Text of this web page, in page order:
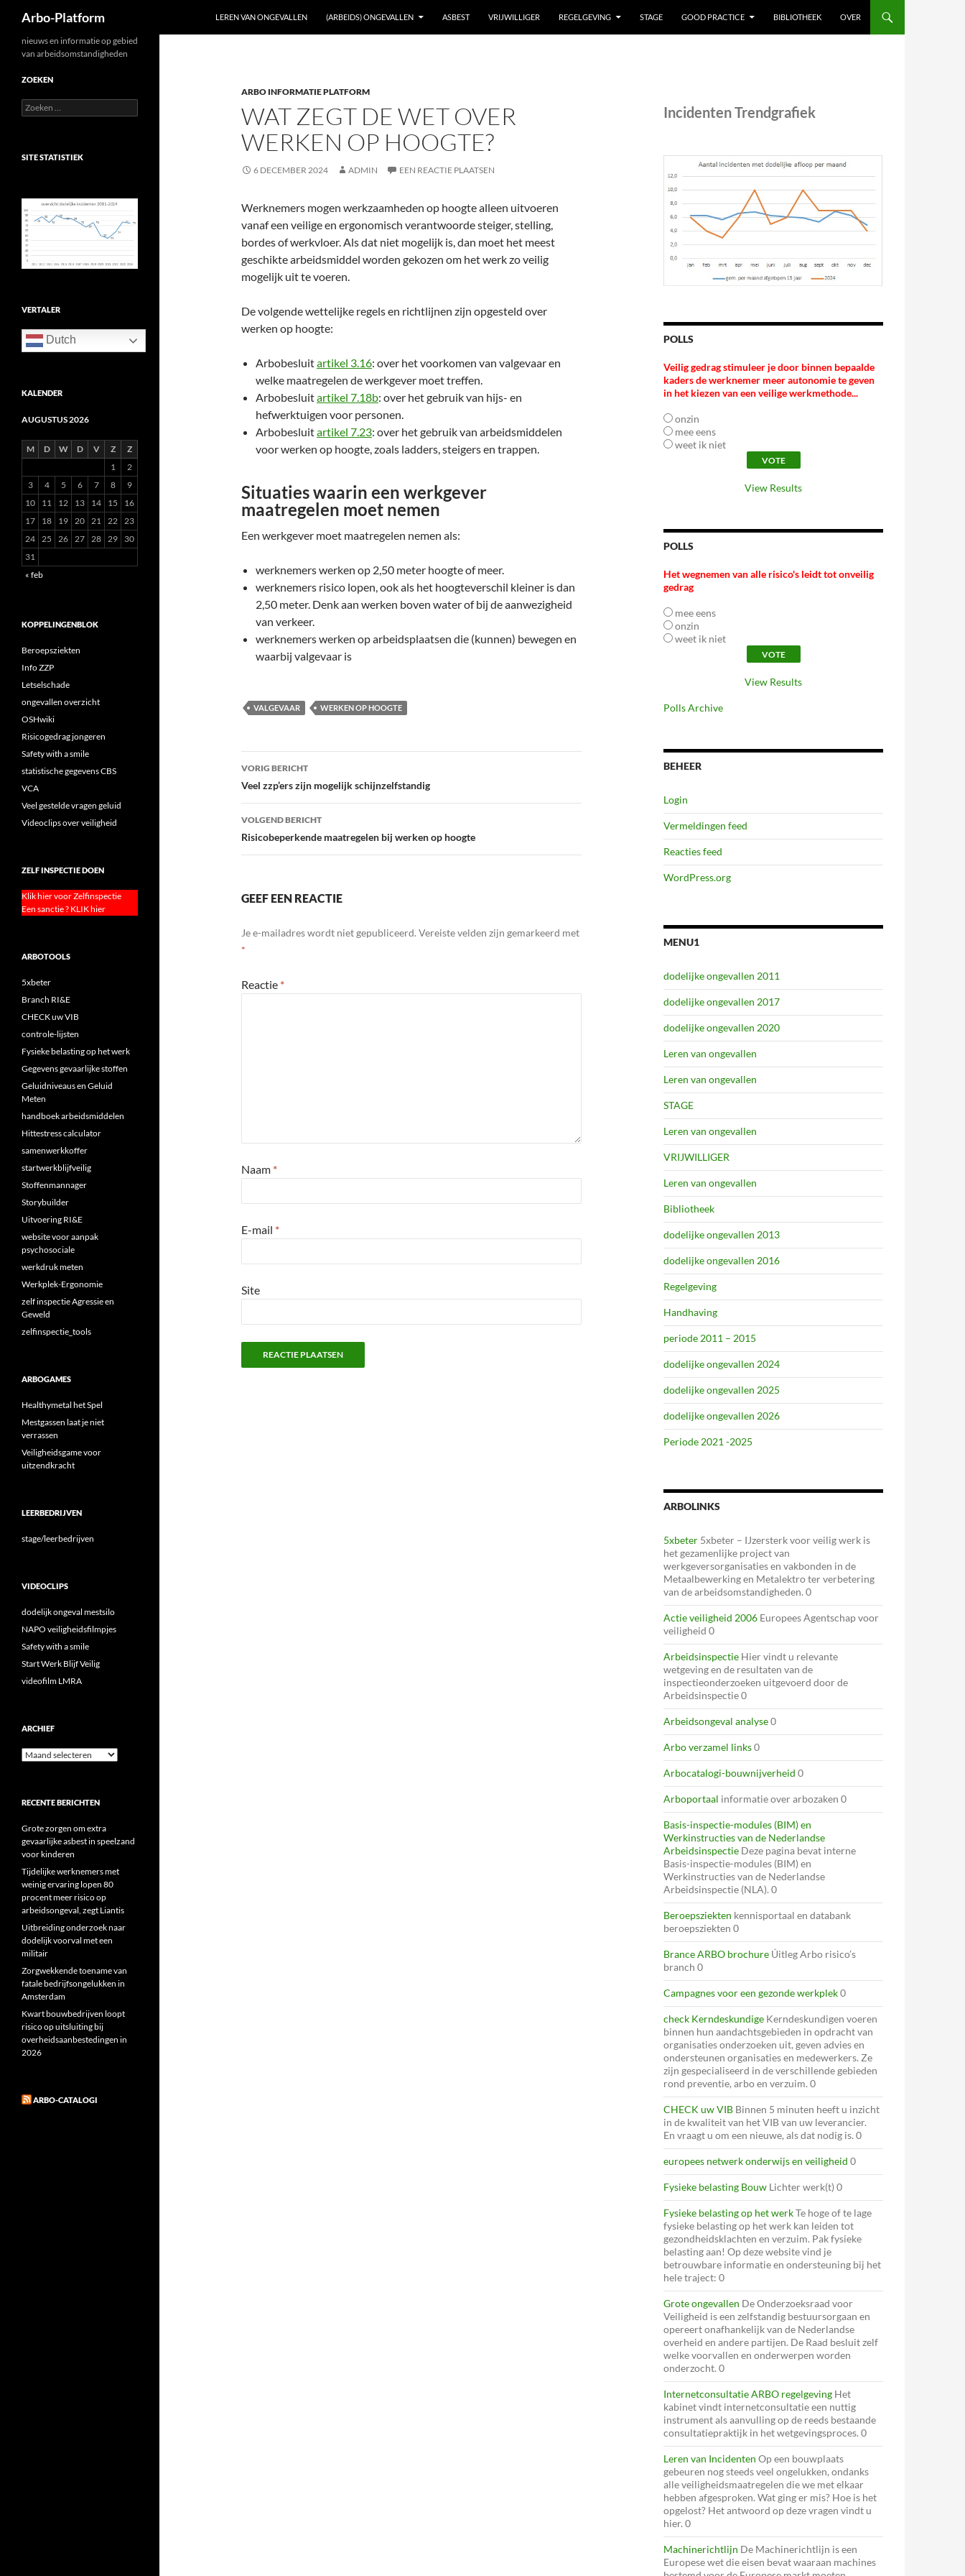
Arbo-Platform LEREN VAN ONGEVALLEN (ARBEIDS) ONGEVALLEN ASBEST VRIJWILLIGER REGELGEVING STAGE GOOD PRACTICE BIBLIOTHEEK OVER
ARBO INFORMATIE PLATFORM
WAT ZEGT DE WET OVER
WERKEN OP HOOGTE?
6 DECEMBER 2024 ADMIN EEN REACTIE PLAATSEN
Werknemers mogen werkzaamheden op hoogte alleen uitvoeren
vanaf een veilige en ergonomisch verantwoorde steiger, stelling,
bordes of werkvloer. Als dat niet mogelijk is, dan moet het meest
geschikte arbeidsmiddel worden gekozen om het werk zo veilig
mogelijk uit te voeren.
De volgende wettelijke regels en richtlijnen zijn opgesteld over
werken op hoogte:
Arbobesluitartikel 3.16: over het voorkomen van valgevaar en
welke maatregelen de werkgever moet treffen.
Arbobesluitartikel 7.18b: over het gebruik van hijs- en
hefwerktuigen voor personen.
Arbobesluitartikel 7.23: over het gebruik van arbeidsmiddelen
voor werken op hoogte, zoals ladders, steigers en trappen.
Situaties waarin een werkgever
maatregelen moet nemen
Een werkgever moet maatregelen nemen als:
werknemers werken op 2,50 meter hoogte of meer.
werknemers risico lopen, ook als het hoogteverschil kleiner is dan
2,50 meter. Denk aan werken boven water of bij de aanwezigheid
van verkeer.
werknemers werken op arbeidsplaatsen die (kunnen) bewegen en
waarbij valgevaar is
VALGEVAAR WERKEN OP HOOGTE
Bericht
navigatie
VORIG BERICHT
Veel zzp’ers zijn mogelijk schijnzelfstandig
VOLGEND BERICHT
Risicobeperkende maatregelen bij werken op hoogte
GEEF EEN REACTIE
Je e-mailadres wordt niet gepubliceerd. Vereiste velden zijn gemarkeerd met
*
Reactie *
Naam *
E-mail *
Site
Incidenten Trendgrafiek
POLLS
Veilig gedrag stimuleer je door binnen bepaalde
kaders de werknemer meer autonomie te geven
in het kiezen van een veilige werkmethode...
onzin
mee eens
weet ik niet
View Results
POLLS
Het wegnemen van alle risico's leidt tot onveilig
gedrag
mee eens
onzin
weet ik niet
View Results
Polls Archive
BEHEER
Login
Vermeldingen feed
Reacties feed
WordPress.org
MENU1
dodelijke ongevallen 2011
dodelijke ongevallen 2017
dodelijke ongevallen 2020
Leren van ongevallen
Leren van ongevallen
STAGE
Leren van ongevallen
VRIJWILLIGER
Leren van ongevallen
Bibliotheek
dodelijke ongevallen 2013
dodelijke ongevallen 2016
Regelgeving
Handhaving
periode 2011 – 2015
dodelijke ongevallen 2024
dodelijke ongevallen 2025
dodelijke ongevallen 2026
Periode 2021 -2025
ARBOLINKS
5xbeter 5xbeter – IJzersterk voor veilig werk is
het gezamenlijke project van
werkgeversorganisaties en vakbonden in de
Metaalbewerking en Metalektro ter verbetering
van de arbeidsomstandigheden. 0
Actie veiligheid 2006 Europees Agentschap voor
veiligheid 0
Arbeidsinspectie Hier vindt u relevante
wetgeving en de resultaten van de
inspectieonderzoeken uitgevoerd door de
Arbeidsinspectie 0
Arbeidsongeval analyse0
Arbo verzamel links0
Arbocatalogi-bouwnijverheid 0
Arboportaal informatie over arbozaken 0
Basis-inspectie-modules (BIM) en
Werkinstructies van de Nederlandse
Arbeidsinspectie Deze pagina bevat interne
Basis-inspectie-modules (BIM) en
Werkinstructies van de Nederlandse
Arbeidsinspectie (NLA). 0
Beroepsziekten kennisportaal en databank
beroepsziekten 0
Brance ARBO brochure Úitleg Arbo risico’s
branch 0
Campagnes voor een gezonde werkplek0
check Kerndeskundige Kerndeskundigen voeren
binnen hun aandachtsgebieden in opdracht van
organisaties onderzoeken uit, geven advies en
ondersteunen organisaties en medewerkers. Ze
zijn gespecialiseerd in de verschillende gebieden
rond preventie, arbo en verzuim. 0
CHECK uw VIB Binnen 5 minuten heeft u inzicht
in de kwaliteit van het VIB van uw leverancier.
En vraagt u om een nieuwe, als dat nodig is. 0
europees netwerk onderwijs en veiligheid 0
Fysieke belasting Bouw Lichter werk(t) 0
Fysieke belasting op het werkTe hoge of te lage
fysieke belasting op het werk kan leiden tot
gezondheidsklachten en verzuim. Pak fysieke
belasting aan! Op deze website vind je
betrouwbare informatie en ondersteuning bij het
hele traject: 0
Grote ongevallen De Onderzoeksraad voor
Veiligheid is een zelfstandig bestuursorgaan en
opereert onafhankelijk van de Nederlandse
overheid en andere partijen. De Raad besluit zelf
welke voorvallen en onderwerpen worden
onderzocht. 0
Internetconsultatie ARBO regelgeving Het
kabinet vindt internetconsultatie een nuttig
instrument als aanvulling op de reeds bestaande
consultatiepraktijk in het wetgevingsproces. 0
Leren van Incidenten Op een bouwplaats
gebeuren nog steeds veel ongelukken, ondanks
alle veiligheidsmaatregelen die we met elkaar
hebben afgesproken. Wat ging er mis? Hoe is het
opgelost? Het antwoord op deze vragen vindt u
hier. 0
Machinerichtlijn De Machinerichtlijn is een
Europese wet die eisen bevat waaraan machines
nieuws en informatie op gebied
van arbeidsomstandigheden
ZOEKEN
Zoeken
naar:
SITE STATISTIEK
VERTALER
Dutch
KALENDER
AUGUSTUS 2026
M D W D V Z
Z
1
2
3
4 5 6 7 8
9
10
11 12 13 14 15
16
17
18 19 20 21 22
23
24
25 26 27 28 29
30
31
« feb
KOPPELINGENBLOK
Beroepsziekten
Info ZZP
Letselschade
ongevallen overzicht
OSHwiki
Risicogedrag jongeren
Safety with a smile
statistische gegevens CBS
VCA
Veel gestelde vragen geluid
Videoclips over veiligheid
ZELF INSPECTIE DOEN
Klik hier voor Zelfinspectie
Een sanctie ? KLIK hier
ARBOTOOLS
5xbeter
Branch RI&E
CHECK uw VIB
controle-lijsten
Fysieke belasting op het werk
Gegevens gevaarlijke stoffen
Geluidniveaus en Geluid
Meten
handboek arbeidsmiddelen
Hittestress calculator
samenwerkkoffer
startwerkblijfveilig
Stoffenmannager
Storybuilder
Uitvoering RI&E
website voor aanpak
psychosociale
werkdruk meten
Werkplek-Ergonomie
zelf inspectie Agressie en
Geweld
zelfinspectie_tools
ARBOGAMES
Healthymetal het Spel
Mestgassen laat je niet
verrassen
Veiligheidsgame voor
uitzendkracht
LEERBEDRIJVEN
stage/leerbedrijven
VIDEOCLIPS
dodelijk ongeval mestsilo
NAPO veiligheidsfilmpjes
Safety with a smile
Start Werk Blijf Veilig
videofilm LMRA
ARCHIEF
Archief
RECENTE BERICHTEN
Grote zorgen om extra
gevaarlijke asbest in speelzand
voor kinderen
Tijdelijke werknemers met
weinig ervaring lopen 80
procent meer risico op
arbeidsongeval, zegt Liantis
Uitbreiding onderzoek naar
dodelijk voorval met een
militair
Zorgwekkende toename van
fatale bedrijfsongelukken in
Amsterdam
Kwart bouwbedrijven loopt
risico op uitsluiting bij
overheidsaanbestedingen in
2026
ARBO-CATALOGI